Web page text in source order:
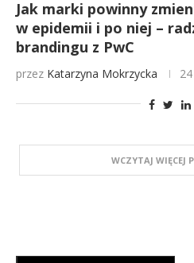
Jak marki powinny
w epidemii i po niej –
brandingu z PwC
przez Katarzyna Mokrzycka
WCZYTAJ WIĘCEJ